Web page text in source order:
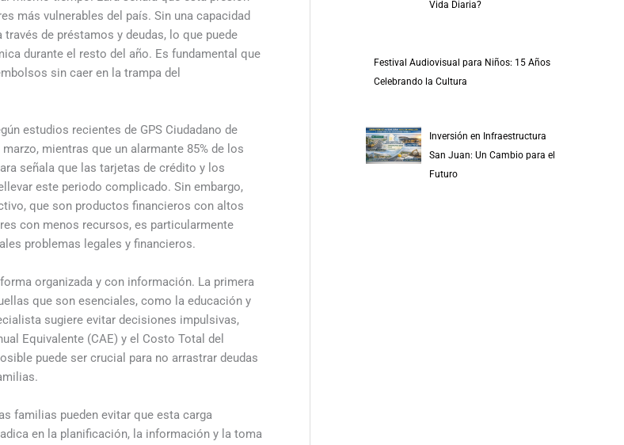
más vulnerables del país. Sin una capacidad
de préstamos y deudas, lo que puede
durante el resto del año. Es fundamental que
sin caer en la trampa del
estudios recientes de GPS Ciudadano de
mientras que un alarmante 85% de los
señala que las tarjetas de crédito y los
este periodo complicado. Sin embargo,
que son productos financieros con altos
con menos recursos, es particularmente
problemas legales y financieros.
organizada y con información. La primera
que son esenciales, como la educación y
sugiere evitar decisiones impulsivas,
Equivalente (CAE) y el Costo Total del
puede ser crucial para no arrastrar deudas
familias pueden evitar que esta carga
en la planificación, la información y la toma
Vida Diaria?
Festival Audiovisual para Niños: 15 Años
Celebrando la Cultura
Inversión en Infraestructura
San Juan: Un Cambio para el
Futuro